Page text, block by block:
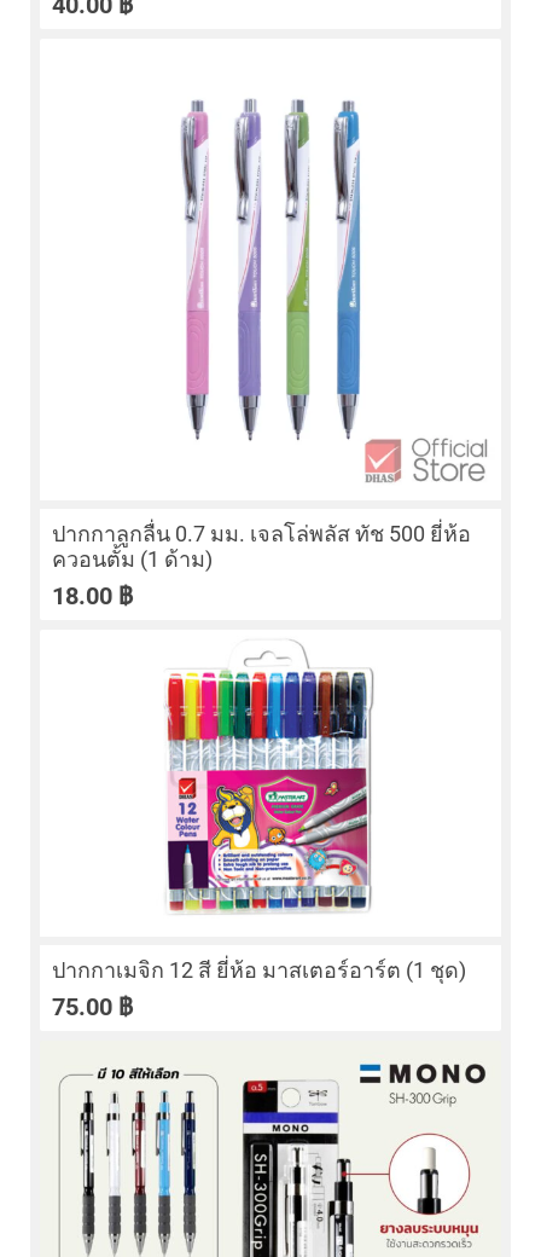
ปากกาลูกลื่น 0.7 มม. เจลโล่พลัส ทัช 500 ยี่ห้อ
ควอนตั้ม (1 ด้าม)
18.00 ฿
ปากกาเมจิก 12 สี ยี่ห้อ มาสเตอร์อาร์ต (1 ชุด)
75.00 ฿